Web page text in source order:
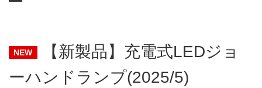
NEW
【新製品】充電式LEDジョ
ーハンドランプ(2025/5)